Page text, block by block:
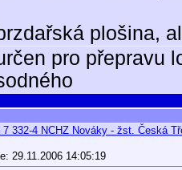
plošina,
pro přepravu
7 332-4 NCHZ Nováky - žst. Česká
29.11.2006 14:05:19